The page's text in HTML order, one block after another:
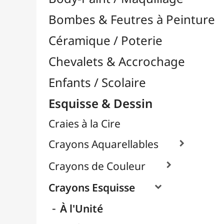
Craies à la Cire
Crayons Aquarellables 
Crayons de Couleur
À l'Unité
Packs / Assortiments
Fusain
Graphite / Plomb

Porte-Mines
Feutres & Stylos
Librairie / Livres
Loisirs Créatifs
Médiums, Vernis & Colles